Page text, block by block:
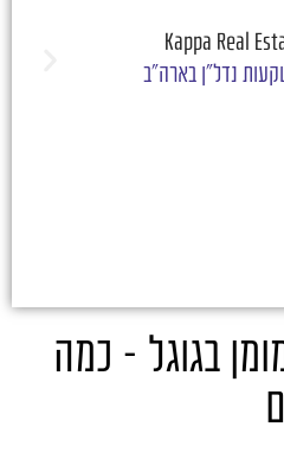
Kappa Real
נדל"ן בארה"ב
בגוגל – כמה